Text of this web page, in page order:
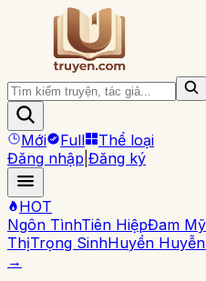
Mới Full
Thể loại
Đăng nhập Đăng ký
HOT
Ngôn TìnhTiên HiệpĐam Mỹ
ThịTrọng SinhHuyền Huyễn
→